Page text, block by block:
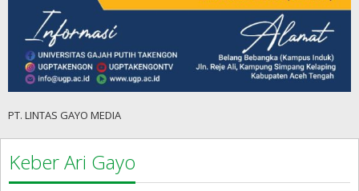
PT. LINTAS GAYO MEDIA
Keber Ari Gayo